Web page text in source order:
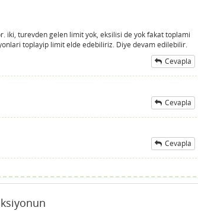
iki, turevden gelen limit yok, eksilisi de yok fakat toplami
toplayip limit elde edebiliriz. Diye devam edilebilir.
Cevapla
Cevapla
Cevapla